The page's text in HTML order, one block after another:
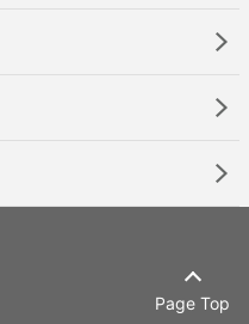
Page Top